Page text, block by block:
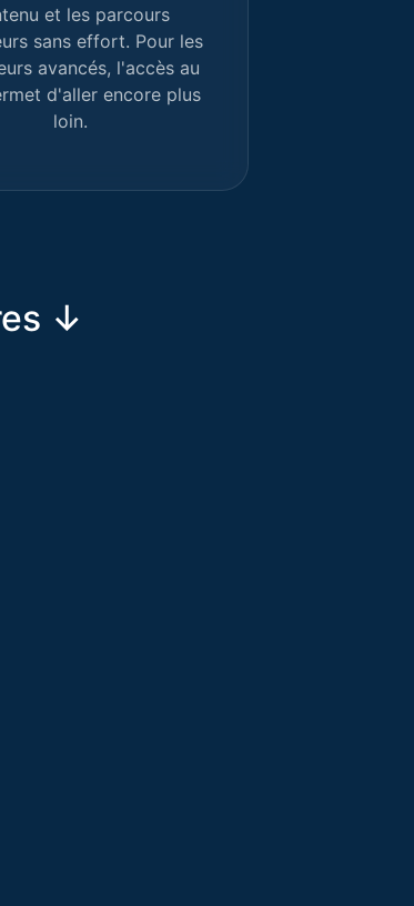
et les parcours
sans effort. Pour les
avancés, l'accès au
d'aller encore plus
loin.
↓